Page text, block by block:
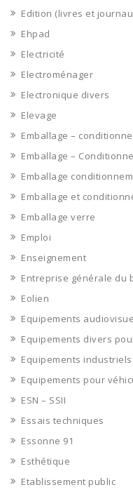
Edition (livres et
Ehpad
Electricité
Electroménager
Electronique divers
Elevage
Emballage –
Emballage –
Emballage
Emballage et
Emballage verre
Emploi
Enseignement
Entreprise générale du
Eolien
Equipements
Equipements divers
Equipements industriels
Equipements pour
ESN – SSII
Essais techniques
Essonne 91
Esthétique
Etablissement public